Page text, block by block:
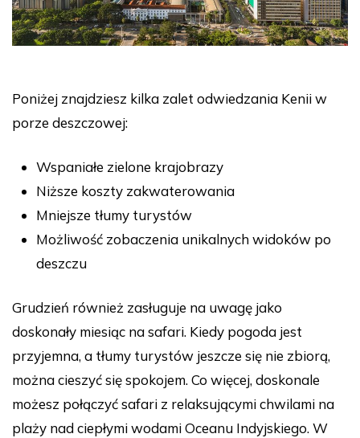
Poniżej znajdziesz kilka zalet odwiedzania Kenii w
porze deszczowej:
Wspaniałe zielone krajobrazy
Niższe koszty zakwaterowania
Mniejsze tłumy turystów
Możliwość zobaczenia unikalnych widoków po
deszczu
Grudzień również zasługuje na uwagę jako
doskonały miesiąc na safari. Kiedy pogoda jest
przyjemna, a tłumy turystów jeszcze się nie zbiorą,
można cieszyć się spokojem. Co więcej, doskonale
możesz połączyć safari z relaksującymi chwilami na
plaży nad ciepłymi wodami Oceanu Indyjskiego. W